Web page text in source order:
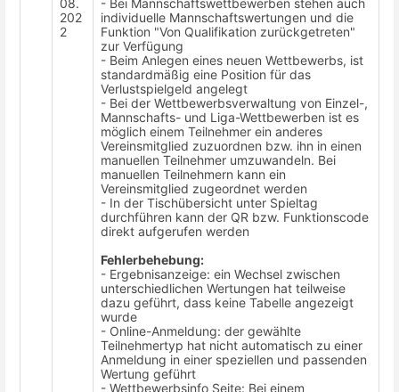
08.
202
2
- Bei Mannschaftswettbewerben stehen auch
individuelle Mannschaftswertungen und die
Funktion "Von Qualifikation zurückgetreten"
zur Verfügung
- Beim Anlegen eines neuen Wettbewerbs, ist
standardmäßig eine Position für das
Verlustspielgeld angelegt
- Bei der Wettbewerbsverwaltung von Einzel-,
Mannschafts- und Liga-Wettbewerben ist es
möglich einem Teilnehmer ein anderes
Vereinsmitglied zuzuordnen bzw. ihn in einen
manuellen Teilnehmer umzuwandeln. Bei
manuellen Teilnehmern kann ein
Vereinsmitglied zugeordnet werden
- In der Tischübersicht unter Spieltag
durchführen kann der QR bzw. Funktionscode
direkt aufgerufen werden
Fehlerbehebung:
- Ergebnisanzeige: ein Wechsel zwischen
unterschiedlichen Wertungen hat teilweise
dazu geführt, dass keine Tabelle angezeigt
wurde
- Online-Anmeldung: der gewählte
Teilnehmertyp hat nicht automatisch zu einer
Anmeldung in einer speziellen und passenden
Wertung geführt
- Wettbewerbsinfo Seite: Bei einem